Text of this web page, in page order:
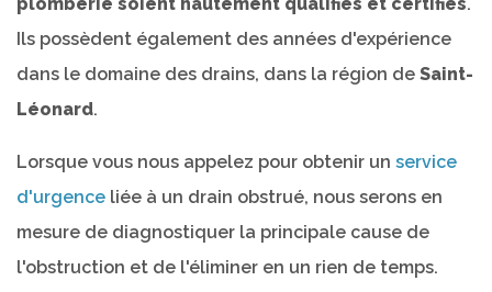
Ils possèdent également des années d'expérience
dans le domaine des drains, dans la région de Saint-
Léonard.
Lorsque vous nous appelez pour obtenir un service
d'urgence liée à un drain obstrué, nous serons en
mesure de diagnostiquer la principale cause de
l'obstruction et de l'éliminer en un rien de temps.